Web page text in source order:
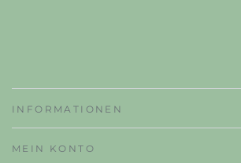
INFORMATIONEN
MEIN KONTO